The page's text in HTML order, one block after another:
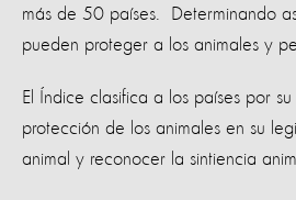
más de 50 países. Determinando
pueden proteger a los animales y
El Índice clasifica a los países por
protección de los animales en su
animal y reconocer la sintiencia